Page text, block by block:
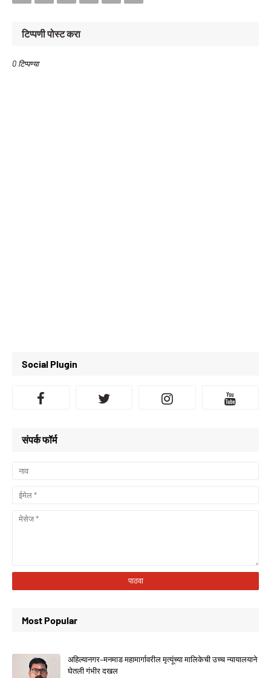
टिप्पणी पोस्ट करा
0 टिप्पण्या
Social Plugin
संपर्क फॉर्म
Most Popular
अहिल्यानगर–मनमाड महामार्गावरील मृत्यूंच्या मालिकेची उच्च न्यायालयाने
घेतली गंभीर दखल